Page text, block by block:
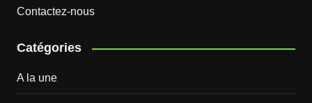
Contactez-nous
Catégories
A la une